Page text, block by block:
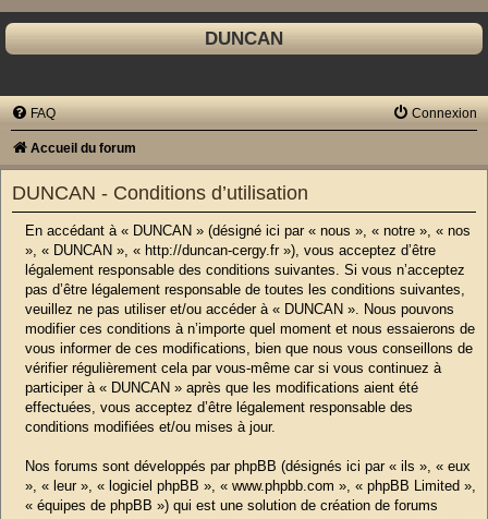
DUNCAN
FAQ Connexion
Accueil du forum
DUNCAN - Conditions d’utilisation
En accédant à « DUNCAN » (désigné ici par « nous », « notre », « nos
», « DUNCAN », « http://duncan-cergy.fr »), vous acceptez d’être
légalement responsable des conditions suivantes. Si vous n’acceptez
pas d’être légalement responsable de toutes les conditions suivantes,
veuillez ne pas utiliser et/ou accéder à « DUNCAN ». Nous pouvons
modifier ces conditions à n’importe quel moment et nous essaierons de
vous informer de ces modifications, bien que nous vous conseillons de
vérifier régulièrement cela par vous-même car si vous continuez à
participer à « DUNCAN » après que les modifications aient été
effectuées, vous acceptez d’être légalement responsable des
conditions modifiées et/ou mises à jour.
Nos forums sont développés par phpBB (désignés ici par « ils », « eux
», « leur », « logiciel phpBB », « www.phpbb.com », « phpBB Limited »,
« équipes de phpBB ») qui est une solution de création de forums